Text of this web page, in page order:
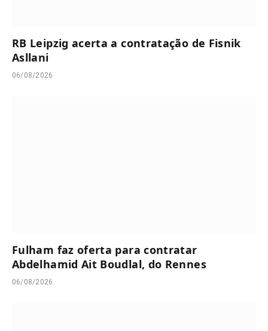
RB Leipzig acerta a contratação de Fisnik
Asllani
06/08/2026
Fulham faz oferta para contratar
Abdelhamid Ait Boudlal, do Rennes
06/08/2026